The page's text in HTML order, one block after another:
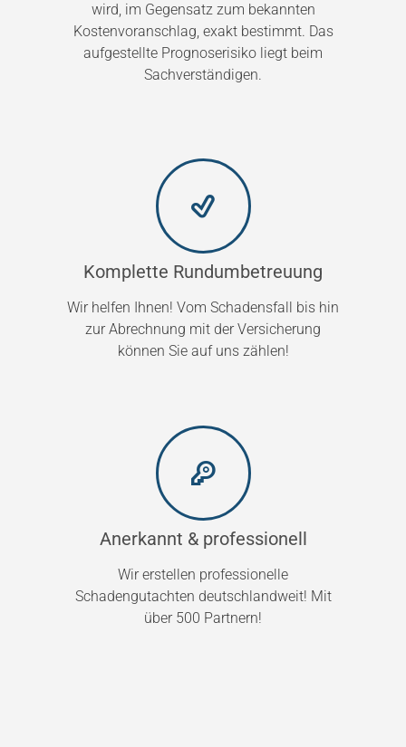
wird, im Gegensatz zum bekannten
Kostenvoranschlag, exakt bestimmt. Das
aufgestellte Prognoserisiko liegt beim
Sachverständigen.
Komplette Rundumbetreuung
Wir helfen Ihnen! Vom Schadensfall bis hin
zur Abrechnung mit der Versicherung
können Sie auf uns zählen!
Anerkannt & professionell
Wir erstellen professionelle
Schadengutachten deutschlandweit! Mit
über 500 Partnern!